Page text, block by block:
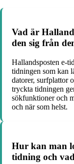
Vad är
den sig från
Hallandsposten e-
tidningen som kan
datorer, surfplattor
tryckta tidningen
sökfunktioner och
och när som helst.
Hur kan man
tidning och